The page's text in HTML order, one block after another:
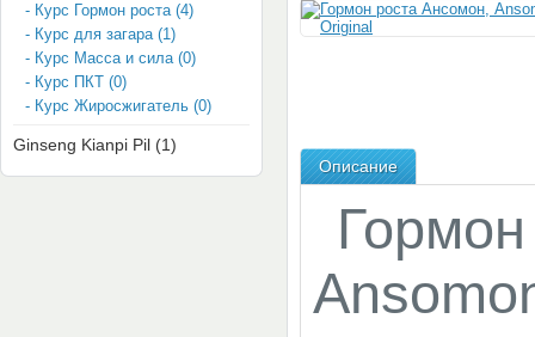
- Курс Гормон роста (4)
- Курс для загара (1)
- Курс Масса и сила (0)
- Курс ПКТ (0)
- Курс Жиросжигатель (0)
Ginseng Kianpi Pil (1)
Описание